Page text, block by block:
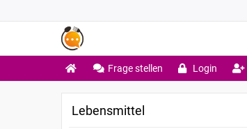
Frage stellen Login
Lebensmittel